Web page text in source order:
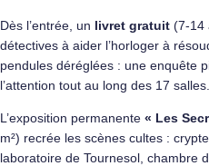
Dès l’entrée, un livret gratuit (7-14
détectives à aider l’horloger à
pendules déréglées : une enquête
l’attention tout au long des 17 salles.
L’exposition permanente « Les
m²) recrée les scènes cultes :
laboratoire de Tournesol, chambre